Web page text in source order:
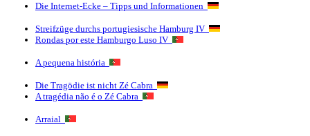
Die Internet-Ecke – Tipps und Informationen
Streifzüge durchs portugiesische Hamburg IV
Rondas por este Hamburgo Luso IV
A pequena história
Die Tragödie ist nicht Zé Cabra
A tragédia não é o Zé Cabra
Arraial